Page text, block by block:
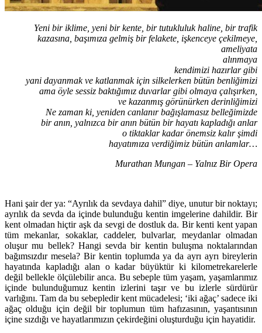
Yeni bir iklime, yeni bir kente, bir tutukluluk haline, bir trafik
kazasına, başımıza gelmiş bir felakete, işkenceye çekilmeye,
ameliyata
alınmaya
kendimizi hazırlar gibi
yani dayanmak ve katlanmak için silkelerken bütün benliğimizi
ama öyle sessiz baktığımız duvarlar gibi olmaya çalışırken,
ve kazanmış görünürken derinliğimizi
Ne zaman ki, yeniden canlanır bağışlamasız belleğimizde
bir anın, yalnızca bir anın bütün bir hayatı kapladığı anlar
o tiktaklar kadar önemsiz kalır şimdi
hayatımıza verdiğimiz bütün anlamlar…
Murathan Mungan – Yalnız Bir Opera
Hani şair der ya: “Ayrılık da sevdaya dahil” diye, unutur bir noktayı;
ayrılık da sevda da içinde bulunduğu kentin imgelerine dahildir. Bir
kent olmadan hiçtir aşk da sevgi de dostluk da. Bir kenti kent yapan
tüm mekanlar, sokaklar, caddeler, bulvarlar, meydanlar olmadan
oluşur mu bellek? Hangi sevda bir kentin buluşma noktalarından
bağımsızdır mesela? Bir kentin toplumda ya da ayrı ayrı bireylerin
hayatında kapladığı alan o kadar büyüktür ki kilometrekarelerle
değil bellekle ölçülebilir anca. Bu sebeple tüm yaşam, yaşamlarımız
içinde bulunduğumuz kentin izlerini taşır ve bu izlerle sürdürür
varlığını. Tam da bu sebepledir kent mücadelesi; ‘iki ağaç’ sadece iki
ağaç olduğu için değil bir toplumun tüm hafızasının, yaşantısının
içine sızdığı ve hayatlarımızın çekirdeğini oluşturduğu için hayatidir.